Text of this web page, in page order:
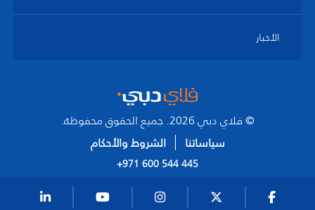
الأخبار
© فلاي دبي 2026. جميع الحقوق محفوظة.
سياساتنا
الشروط والأحكام
+971 600 544 445